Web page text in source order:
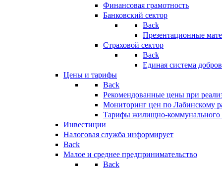
Финансовая грамотность
Банковский сектор
Back
Презентационные
Страховой сектор
Back
Единая система
Цены и тарифы
Back
Рекомендованные цены при
Мониторинг цен по Лабинскому
Тарифы жилищно-коммунального
Инвестиции
Налоговая служба информирует
Back
Малое и среднее предпринимательство
Back